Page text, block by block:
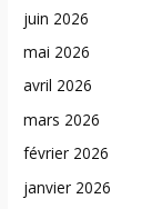
juin 2026
mai 2026
avril 2026
mars 2026
février 2026
janvier 2026